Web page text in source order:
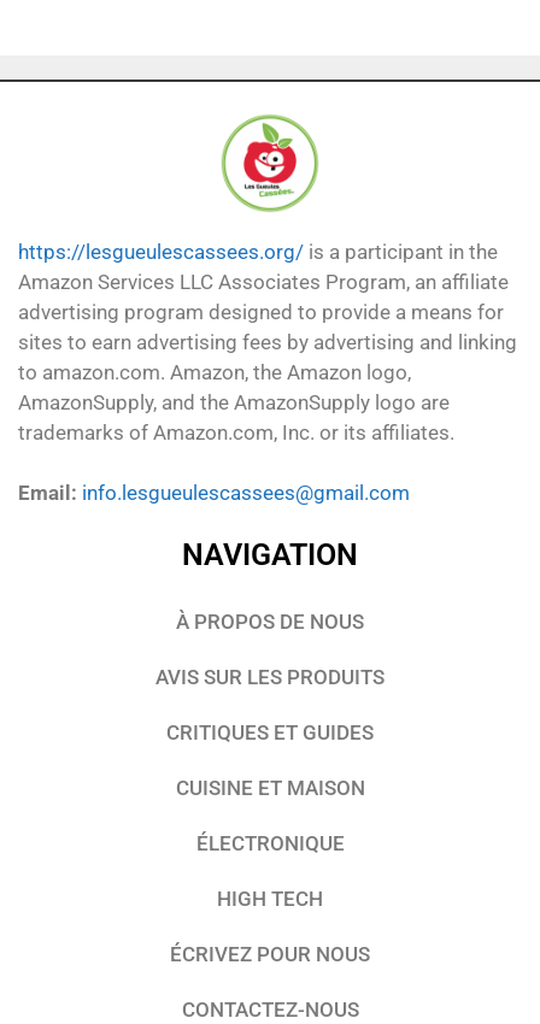
https://lesgueulescassees.org/ is a participant in the
Amazon Services LLC Associates Program, an affiliate
advertising program designed to provide a means for
sites to earn advertising fees by advertising and linking
to amazon.com. Amazon, the Amazon logo,
AmazonSupply, and the AmazonSupply logo are
trademarks of Amazon.com, Inc. or its affiliates.
Email: info.lesgueulescassees@gmail.com
NAVIGATION
À PROPOS DE NOUS
AVIS SUR LES PRODUITS
CRITIQUES ET GUIDES
CUISINE ET MAISON
ÉLECTRONIQUE
HIGH TECH
ÉCRIVEZ POUR NOUS
CONTACTEZ-NOUS